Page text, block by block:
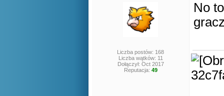
Liczba postów: 168
Liczba wątków: 11
Dołączył: Oct 2017
Reputacja: 49
No